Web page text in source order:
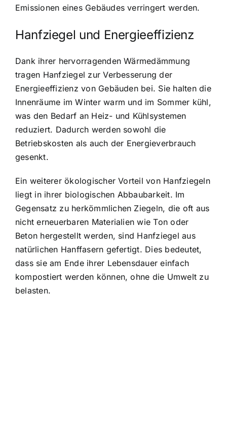
Emissionen eines Gebäudes verringert werden.
Hanfziegel und Energieeffizienz
Dank ihrer hervorragenden Wärmedämmung
tragen Hanfziegel zur Verbesserung der
Energieeffizienz von Gebäuden bei. Sie halten die
Innenräume im Winter warm und im Sommer kühl,
was den Bedarf an Heiz- und Kühlsystemen
reduziert. Dadurch werden sowohl die
Betriebskosten als auch der Energieverbrauch
gesenkt.
Ein weiterer ökologischer Vorteil von Hanfziegeln
liegt in ihrer biologischen Abbaubarkeit. Im
Gegensatz zu herkömmlichen Ziegeln, die oft aus
nicht erneuerbaren Materialien wie Ton oder
Beton hergestellt werden, sind Hanfziegel aus
natürlichen Hanffasern gefertigt. Dies bedeutet,
dass sie am Ende ihrer Lebensdauer einfach
kompostiert werden können, ohne die Umwelt zu
belasten.